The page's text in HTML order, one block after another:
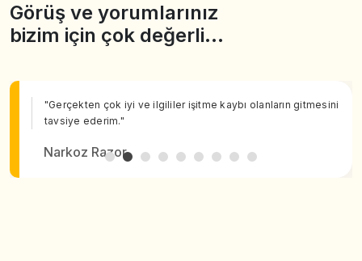
Görüş ve yorumlarınız
bizim için çok değerli…
"Gerçekten çok iyi ve ilgililer işitme kaybı olanların gitmesini
tavsiye ederim."
Narkoz Razor